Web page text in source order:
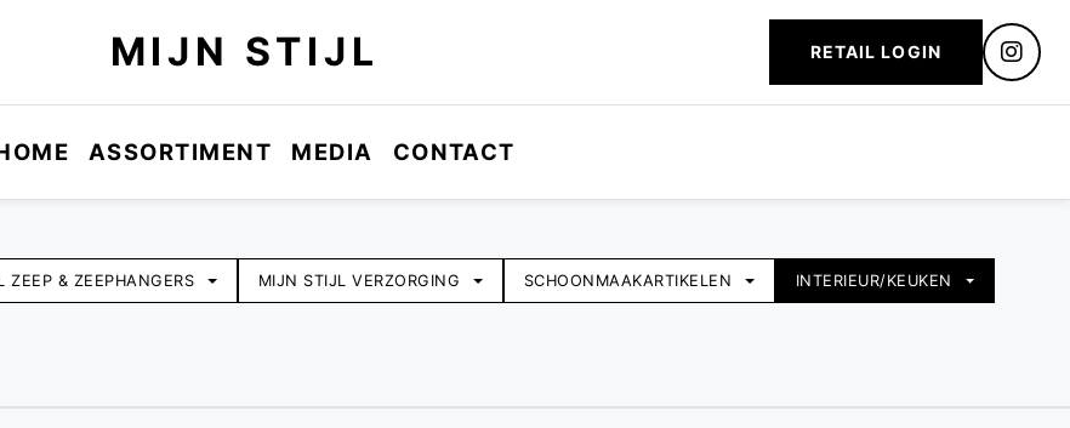
MIJN STIJL RETAIL LOGIN
ASSORTIMENT MEDIA CONTACT
ZEEP & ZEEPHANGERS MIJN STIJL VERZORGING SCHOONMAAKARTIKELEN INTERIEUR/KEUKEN